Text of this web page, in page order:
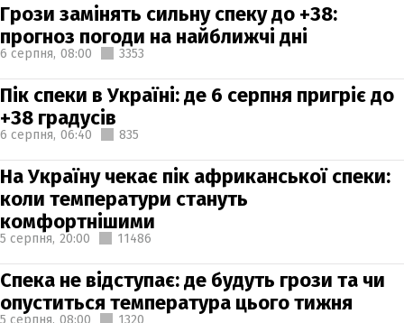
Грози замінять сильну спеку до +38:
прогноз погоди на найближчі дні
6 серпня, 08:00 3353
Пік спеки в Україні: де 6 серпня пригріє до
+38 градусів
6 серпня, 06:40 835
На Україну чекає пік африканської спеки:
коли температури стануть
комфортнішими
5 серпня, 20:00 11486
Спека не відступає: де будуть грози та чи
опуститься температура цього тижня
5 серпня, 08:00 1320